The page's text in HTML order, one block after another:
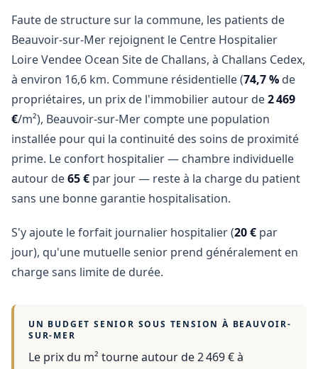
Faute de structure sur la commune, les patients de
Beauvoir-sur-Mer rejoignent le Centre Hospitalier
Loire Vendee Ocean Site de Challans, à Challans Cedex,
à environ 16,6 km. Commune résidentielle (74,7 % de
propriétaires, un prix de l'immobilier autour de2 469
€/m²), Beauvoir-sur-Mer compte une population
installée pour qui la continuité des soins de proximité
prime. Le confort hospitalier — chambre individuelle
autour de65 € par jour — reste à la charge du patient
sans une bonne garantie hospitalisation.
S'y ajoute le forfait journalier hospitalier (20 € par
jour), qu'une mutuelle senior prend généralement en
charge sans limite de durée.
UN BUDGET SENIOR SOUS TENSION À BEAUVOIR-
SUR-MER
Le prix du m² tourne autour de 2 469 €à